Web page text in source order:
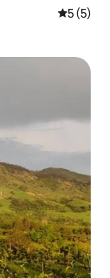
평점 5점
5 (5)